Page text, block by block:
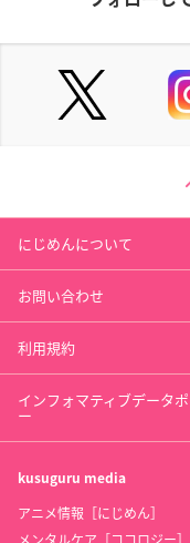
にじめんについて
お問い合わせ
利用規約
インフォマティブデータ
ー
kusuguru media
アニメ情報［にじめん］